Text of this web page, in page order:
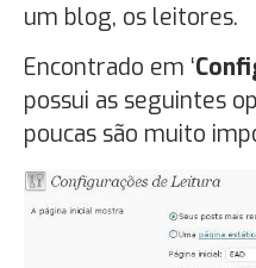
um blog, os leitores.
Encontrado em ‘
possui as seguintes
poucas são muito